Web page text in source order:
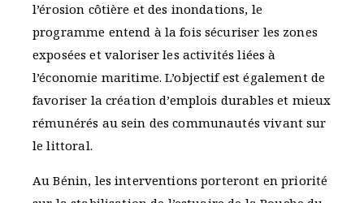
l’érosion côtière et des inondations, le
programme entend à la fois sécuriser les zones
exposées et valoriser les activités liées à
l’économie maritime. L’objectif est également de
favoriser la création d’emplois durables et mieux
rémunérés au sein des communautés vivant sur
le littoral.
Au Bénin, les interventions porteront en priorité